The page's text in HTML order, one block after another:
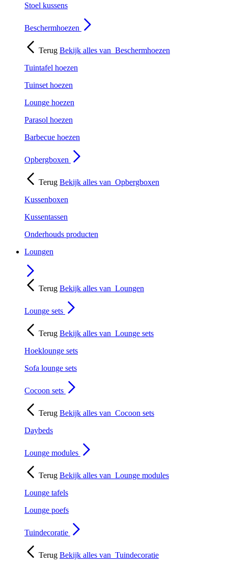
Stoel kussens
Beschermhoezen
Terug Bekijk alles van Beschermhoezen
Tuintafel hoezen
Tuinset hoezen
Lounge hoezen
Parasol hoezen
Barbecue hoezen
Opbergboxen
Terug Bekijk alles van Opbergboxen
Kussenboxen
Kussentassen
Onderhouds producten
Loungen
Terug Bekijk alles van Loungen
Lounge sets
Terug Bekijk alles van Lounge sets
Hoeklounge sets
Sofa lounge sets
Cocoon sets
Terug Bekijk alles van Cocoon sets
Daybeds
Lounge modules
Terug Bekijk alles van Lounge modules
Lounge tafels
Lounge poefs
Tuindecoratie
Terug Bekijk alles van Tuindecoratie